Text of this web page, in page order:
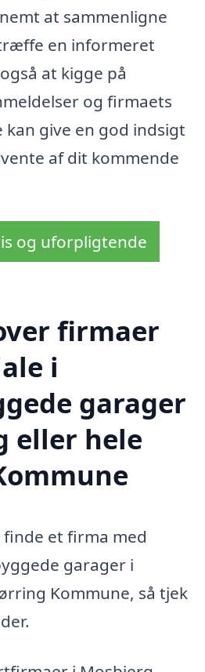
at sammenligne
en informeret
at kigge på
og firmaets
give en god indsigt
af dit kommende
og uforpligtende
firmaer
i
garager
eller hele
et firma med
garager i
Kommune, så tjek